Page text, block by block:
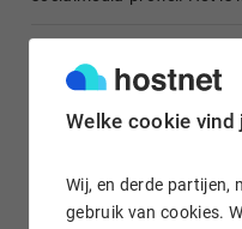
Welke cookie
Wij, en derde partijen,
gebruik van cookies.
Gratis e-mail